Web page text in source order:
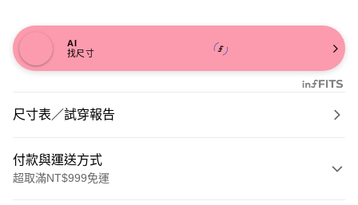
AI
找尺寸
尺寸表／試穿報告
付款與運送方式
超取滿NT$999免運